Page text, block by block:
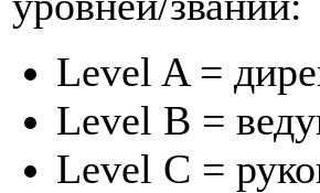
Level A =
Level B =
Level C =